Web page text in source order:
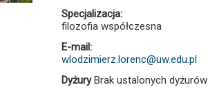
Specjalizacja:
filozofia współczesna
E-mail:
wlodzimierz.lorenc@uw.edu.pl
Dyżury Brak ustalonych dyżurów